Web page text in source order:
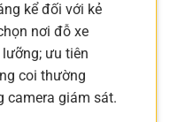
kể đối với kẻ
nơi đỗ xe
ưu tiên
coi thường
camera giám sát.